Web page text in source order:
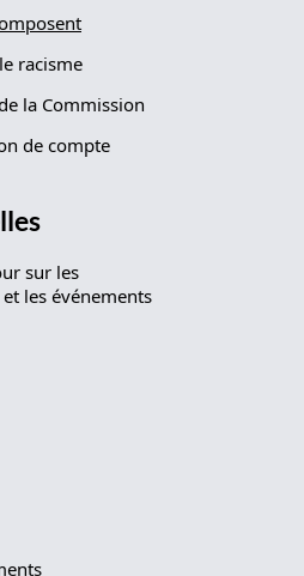
racisme
la Commission
de compte
sur les
les événements